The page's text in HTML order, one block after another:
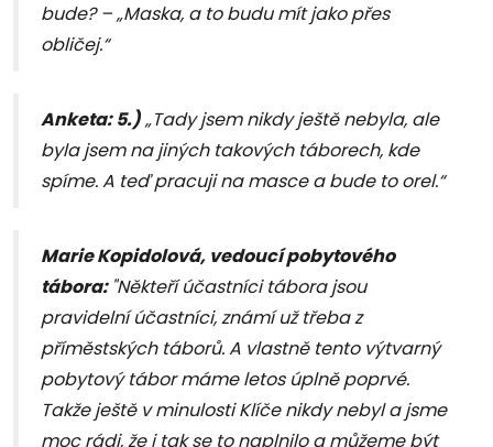
bude? – „Maska, a to budu mít jako přes
obličej.“
Anketa: 5.)„Tady jsem nikdy ještě nebyla, ale
byla jsem na jiných takových táborech, kde
spíme. A teď pracuji na masce a bude to orel.“
Marie Kopidolová, vedoucí pobytového
tábora: "Někteří účastníci tábora jsou
pravidelní účastníci, známí už třeba z
příměstských táborů. A vlastně tento výtvarný
pobytový tábor máme letos úplně poprvé.
Takže ještě v minulosti Klíče nikdy nebyl a jsme
moc rádi, že i tak se to naplnilo a můžeme být